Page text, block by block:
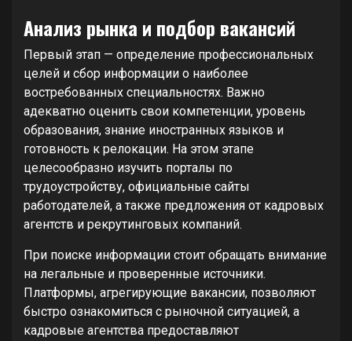
Анализ рынка и подбор вакансий
Первый этап — определение профессиональных
целей и сбор информации о наиболее
востребованных специальностях. Важно
адекватно оценить свои компетенции, уровень
образования, знание иностранных языков и
готовность к релокации. На этом этапе
целесообразно изучить порталы по
трудоустройству, официальные сайты
работодателей, а также предложения от кадровых
агентств и рекрутинговых компаний.
При поиске информации стоит обращать внимание
на легальные и проверенные источники.
Платформы, агрегирующие вакансии, позволяют
быстро ознакомиться с рыночной ситуацией, а
кадровые агентства предоставляют